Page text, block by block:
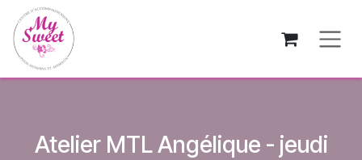
Se rendre au contenu
Atelier MTL Angélique - jeudi